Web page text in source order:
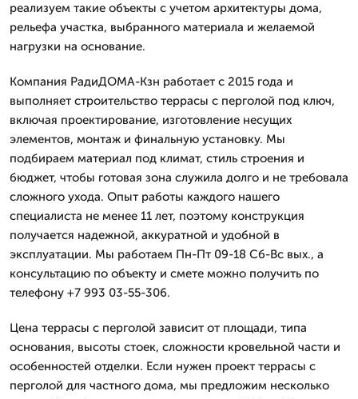
реализуем такие объекты с учетом архитектуры дома,
рельефа участка, выбранного материала и желаемой
нагрузки на основание.
Компания РадиДОМА-Кзн работает с 2015 года и
выполняет строительство террасы с перголой под ключ,
включая проектирование, изготовление несущих
элементов, монтаж и финальную установку. Мы
подбираем материал под климат, стиль строения и
бюджет, чтобы готовая зона служила долго и не требовала
сложного ухода. Опыт работы каждого нашего
специалиста не менее 11 лет, поэтому конструкция
получается надежной, аккуратной и удобной в
эксплуатации. Мы работаем Пн-Пт 09-18 Сб-Вс вых., а
консультацию по объекту и смете можно получить по
телефону +7 993 03-55-306.
Цена террасы с перголой зависит от площади, типа
основания, высоты стоек, сложности кровельной части и
особенностей отделки. Если нужен проект террасы с
перголой для частного дома, мы предложим несколько